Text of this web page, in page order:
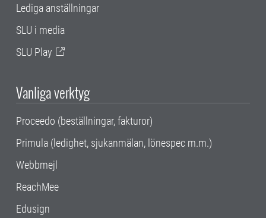
Lediga anställningar
SLU i media
SLU Play
Vanliga verktyg
Proceedo (beställningar, fakturor)
Primula (ledighet, sjukanmälan, lönespec m.m.)
Webbmejl
ReachMee
Edusign